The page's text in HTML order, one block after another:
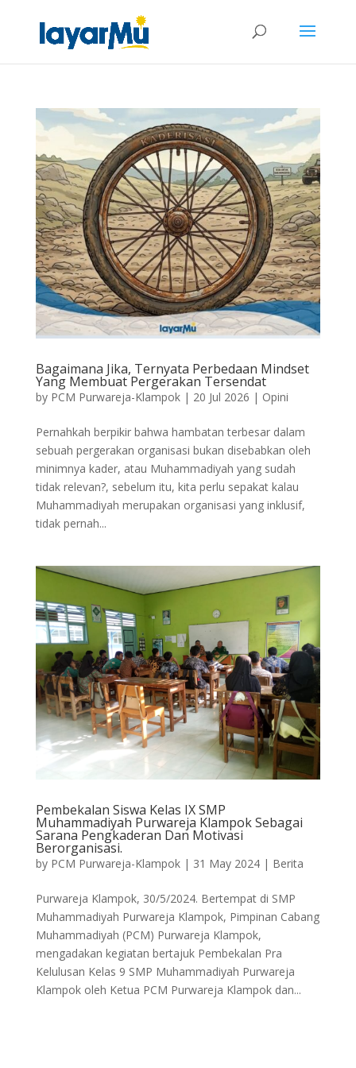
Bagaimana Jika, Ternyata Perbedaan Mindset
Yang Membuat Pergerakan Tersendat
by PCM Purwareja-Klampok| 20 Jul 2026 | Opini
Pernahkah berpikir bahwa hambatan terbesar dalam
sebuah pergerakan organisasi bukan disebabkan oleh
minimnya kader, atau Muhammadiyah yang sudah
tidak relevan?, sebelum itu, kita perlu sepakat kalau
Muhammadiyah merupakan organisasi yang inklusif,
tidak pernah...
Pembekalan Siswa Kelas IX SMP
Muhammadiyah Purwareja Klampok Sebagai
Sarana Pengkaderan Dan Motivasi
Berorganisasi.
by PCM Purwareja-Klampok| 31 May 2024| Berita
Purwareja Klampok, 30/5/2024. Bertempat di SMP
Muhammadiyah Purwareja Klampok, Pimpinan Cabang
Muhammadiyah (PCM) Purwareja Klampok,
mengadakan kegiatan bertajuk Pembekalan Pra
Kelulusan Kelas 9 SMP Muhammadiyah Purwareja
Klampok oleh Ketua PCM Purwareja Klampok dan...